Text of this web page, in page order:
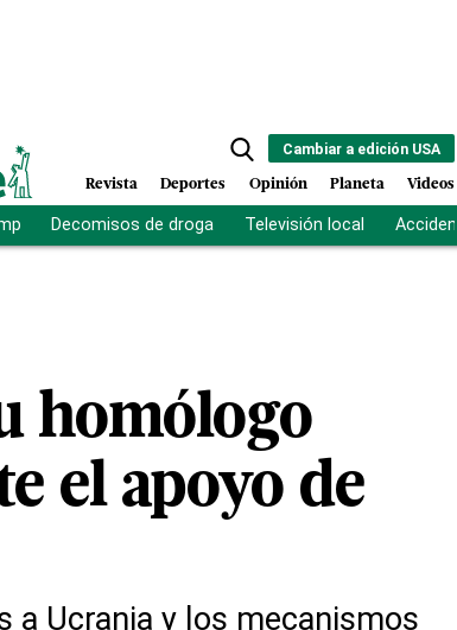
Cambiar a edición USA
Revista Deportes Opinión Planeta Videos
Decomisos de droga Televisión local
homólogo
el apoyo de
a Ucrania y los mecanismos